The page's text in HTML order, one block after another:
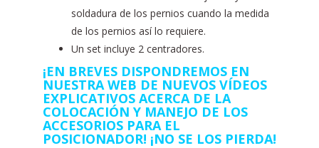
soldadura de los pernios cuando la medida
de los pernios así lo requiere.
Un set incluye 2 centradores.
¡EN BREVES DISPONDREMOS EN
NUESTRA WEB DE NUEVOS VÍDEOS
EXPLICATIVOS ACERCA DE LA
COLOCACIÓN Y MANEJO DE LOS
ACCESORIOS PARA EL
POSICIONADOR! ¡NO SE LOS PIERDA!